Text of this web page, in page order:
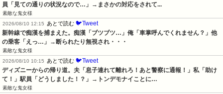
員「見ての通りの状況なので…」→まさかの対応をされて...
素敵な鬼女様
2026/08/10 12:15
あとで読む 🐦Tweet
新幹線で痴漢を捕まえた。痴漢「ブツブツ…」俺「車掌呼んでくれません？」他
の乗客「えっ…」→断られたり無視され・・・
素敵な鬼女様
2026/08/10 10:15
あとで読む 🐦Tweet
ディズニーからの帰り道。夫「息子連れて離れろ！あと警察に通報！」私「助け
て！」駅員「どうしました！？」→トンデモナイことに…
素敵な鬼女様